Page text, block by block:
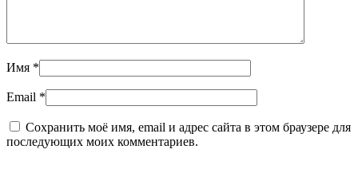
Имя *
Email *
Сохранить моё имя, email и адрес сайта в этом браузере для
последующих моих комментариев.